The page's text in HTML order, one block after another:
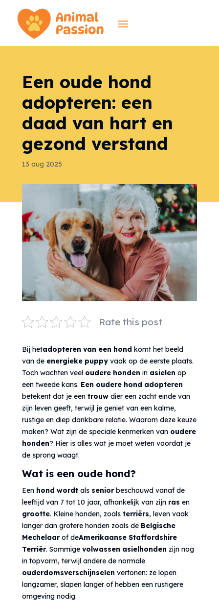
Een oude hond
adopteren: een
daad van hart en
gezond verstand
13 aug 2025
Rate this post
Bij hetadopteren van een hond komt het beeld
van de energieke puppyvaak op de eerste plaats.
Toch wachten veel oudere honden in asielen op
een tweede kans. Een oudere hond adopteren
betekent dat je een trouwdier een zacht einde van
zijn leven geeft, terwijl je geniet van een kalme,
rustige en diep dankbare relatie. Waarom deze keuze
maken? Wat zijn de speciale kenmerken van oudere
honden? Hier is alles wat je moet weten voordat je
de sprong waagt.
Wat is een oude hond?
Een hond wordtals seniorbeschouwd vanaf de
leeftijd van 7 tot 10 jaar, afhankelijk van zijn ras en
grootte. Kleine honden, zoals terriërs, leven vaak
langer dan grotere honden zoals de Belgische
Mechelaarof deAmerikaanse Staffordshire
Terriër. Sommige volwassen asielhonden zijn nog
in topvorm, terwijl andere de normale
ouderdomsverschijnselen vertonen: ze lopen
langzamer, slapen langer of hebben een rustigere
omgeving nodig.